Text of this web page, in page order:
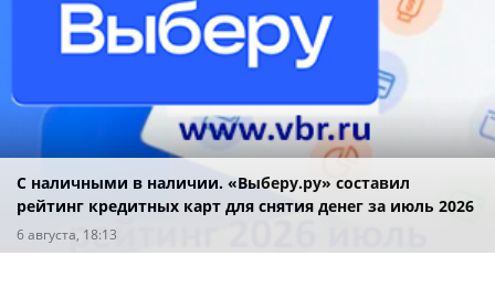
С наличными в наличии. «Выберу.ру» составил
рейтинг кредитных карт для снятия денег за июль 2026
года
6 августа, 18:13